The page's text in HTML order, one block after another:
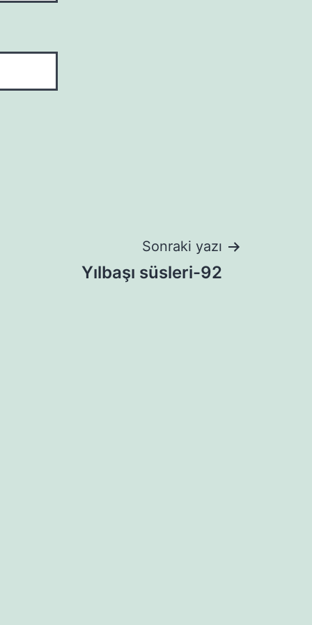
Sonraki yazı
Yılbaşı süsleri-92